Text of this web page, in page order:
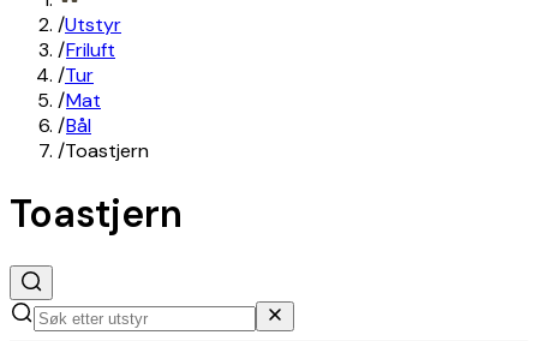
/Utstyr
/Friluft
/Tur
/Mat
/Bål
/Toastjern
Toastjern